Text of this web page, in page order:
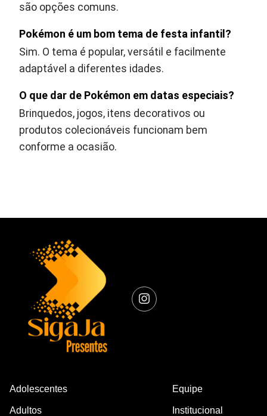
são opções comuns.
Pokémon é um bom tema de festa infantil?
Sim. O tema é popular, versátil e facilmente
adaptável a diferentes idades.
O que dar de Pokémon em datas especiais?
Brinquedos, jogos, itens decorativos ou
produtos colecionáveis funcionam bem
conforme a ocasião.
Adolescentes
Adultos
Equipe
Institucional